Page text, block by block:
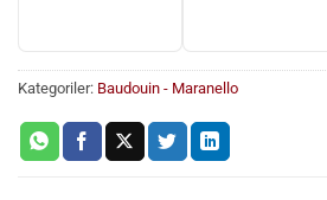
Kategoriler: Baudouin - Maranello